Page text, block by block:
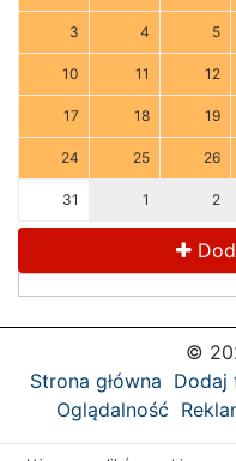
3 4 5
10 11 12
17 18 19
24 25 26
31 1 2
©
Strona główna Dodaj
Oglądalność